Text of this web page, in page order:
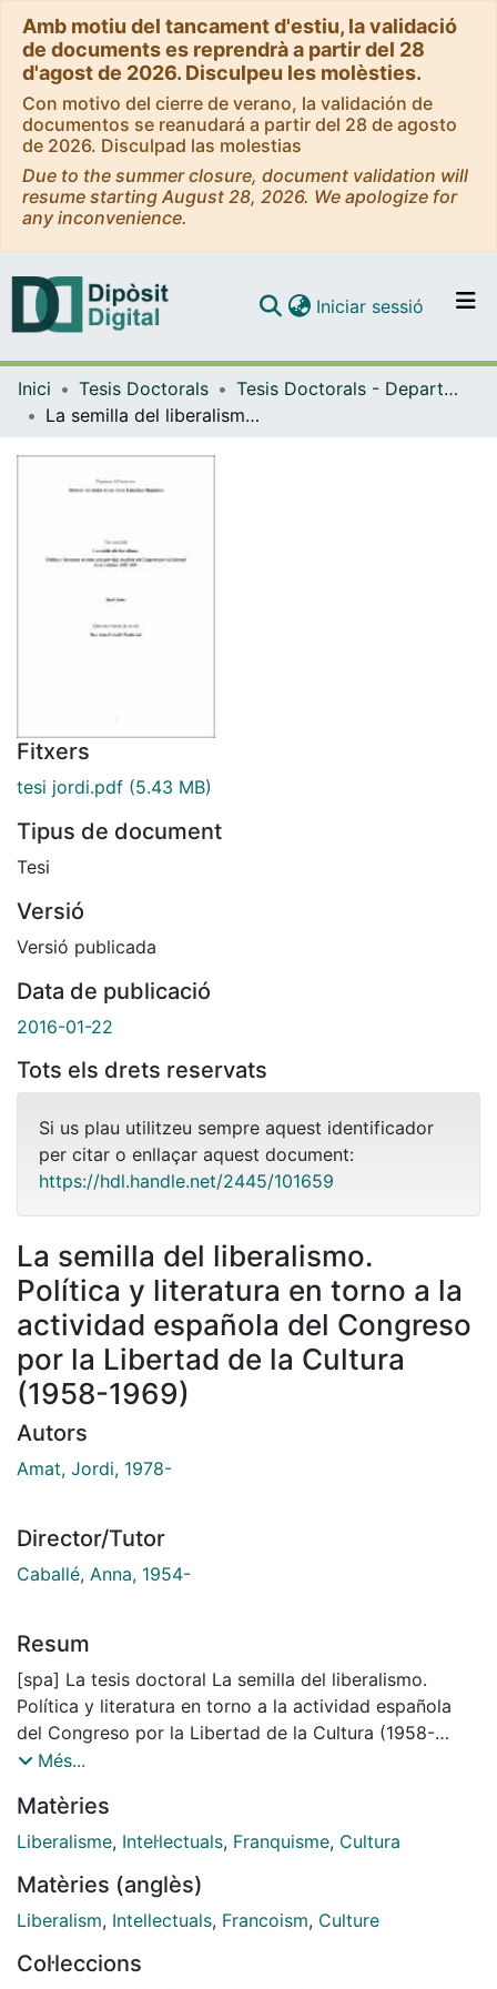
Amb motiu del tancament d'estiu, la validació
de documents es reprendrà a partir del 28
d'agost de 2026. Disculpeu les molèsties.
Con motivo del cierre de verano, la validación de
documentos se reanudará a partir del 28 de agosto
de 2026. Disculpad las molestias
Due to the summer closure, document validation will
resume starting August 28, 2026. We apologize for
any inconvenience.
Navega per tot el DD
Iniciar sessió (current)
Inici Tesis Doctorals
Tesis Doctorals - Departament - Filologia Hispànica
La semilla del liberalismo. Política y literatura en torno a la actividad española del Congreso por la Libertad de la Cultura (1958-1969)
Fitxers
tesi jordi.pdf (5.43 MB)
Tipus de document
Tesi
Versió
Versió publicada
Data de publicació
2016-01-22
Tots els drets reservats
Si us plau utilitzeu sempre aquest identificador
per citar o enllaçar aquest document:
https://hdl.handle.net/2445/101659
La semilla del liberalismo.
Política y literatura en torno a la
actividad española del Congreso
por la Libertad de la Cultura
(1958-1969)
Autors
Amat, Jordi, 1978-
Director/Tutor
Caballé, Anna, 1954-
Resum
[spa] La tesis doctoral La semilla del liberalismo.
Política y literatura en torno a la actividad española
del Congreso por la Libertad de la Cultura (1958-
1969) pretende ser una aportación más, construida
fuente primaria materiales autobiográficos en buena
parte inéditos, para conocer cómo pudo refundarse
y contra la dictadura del General Franco. Sus
protagonistas son escritores, académicos e
totalitarias (el falangismo más ortodoxo, el
Més...
Matèries
Liberalisme, Intel·lectuals, Franquisme, Cultura
Matèries (anglès)
Liberalism, Intellectuals, Francoism, Culture
Col·leccions